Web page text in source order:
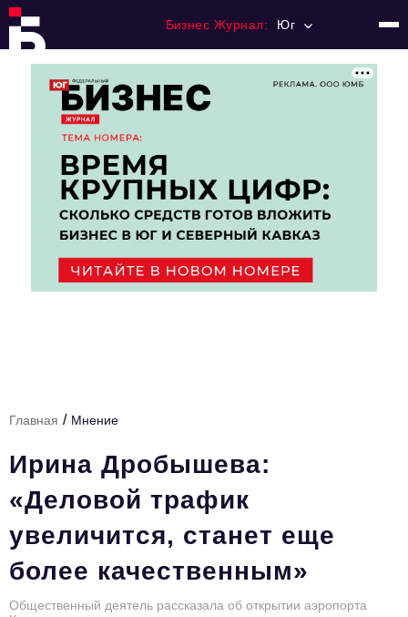
Бизнес Журнал: Юг
Франчайзинг
Номера журнала
Категории:
Финансы
Цитаты
Аналитика
Главное
Интервью
Сделано в России
Главная / Мнение
Ирина Дробышева:
«Деловой трафик
увеличится, станет еще
более качественным»
Общественный деятель рассказала об открытии аэропорта